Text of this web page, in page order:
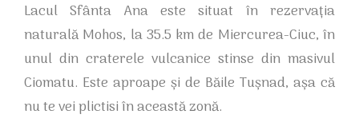
Lacul Sfânta Ana este situat în rezervația
naturală Mohos, la 35.5 km de Miercurea-Ciuc, în
unul din craterele vulcanice stinse din masivul
Ciomatu. Este aproape și de Băile Tușnad, așa că
nu te vei plictisi în această zonă.